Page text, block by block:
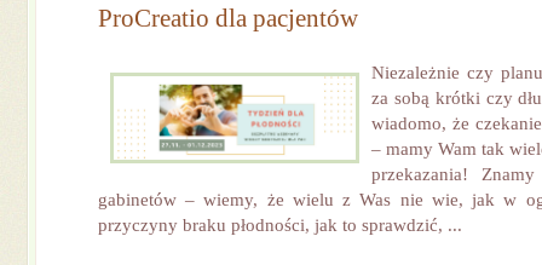
ProCreatio dla pacjentów
Niezależnie czy
za sobą krótki czy
wiadomo, że
– mamy Wam tak
przekazania!
gabinetów – wiemy, że wielu z Was nie wie, jak w
przyczyny braku płodności, jak to sprawdzić, ...